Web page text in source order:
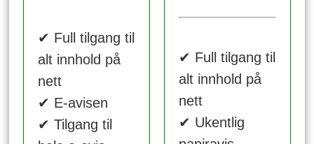
✔ Full tilgang til
alt innhold på
nett
✔ E-avisen
✔ Tilgang til
✔ Full tilgang til
alt innhold på
nett
✔ Ukentlig